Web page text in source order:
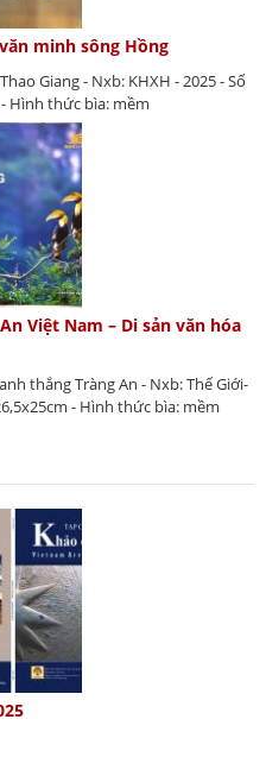
minh sông Hồng
Giang - Nxb: KHXH - 2025 - Số
Hình thức bìa: mềm
Việt Nam – Di sản văn hóa
thắng Tràng An - Nxb: Thế Giới-
- Hình thức bìa: mềm